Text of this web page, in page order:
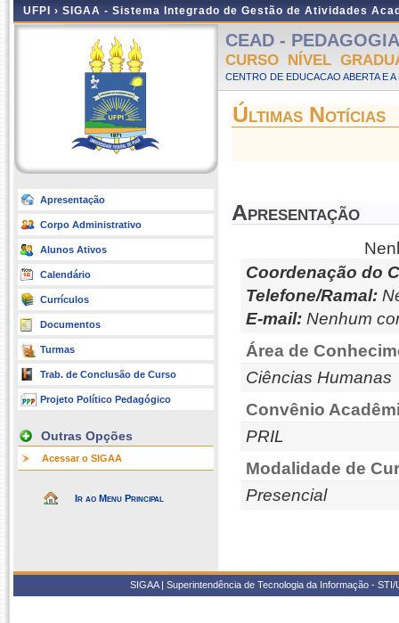
UFPI › SIGAA - Sistema Integrado de Gestão de Atividades
Apresentação
Corpo Administrativo
Alunos Ativos
Calendário
Currículos
Documentos
Turmas
Trab. de Conclusão de Curso
Projeto Político Pedagógico
Outras Opções
Acessar o SIGAA
Ir ao Menu Principal
CEAD -
CURSO NÍVEL
CENTRO DE EDUCACAO ABERTA E
Últimas Notícias
Apresentação
Coordenação do
Telefone/Ramal:
E-mail: Nenhum
Área de
Ciências Humanas
Convênio
PRIL
Modalidade de
Presencial
SIGAA | Superintendência de Tecnologia da Informação -